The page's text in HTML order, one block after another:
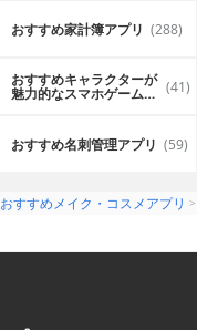
おすすめ家計簿アプリ (288)
おすすめキャラクターが
魅力的なスマホゲームア (41)
おすすめ名刺管理アプリ (59)
おすすめメイク・コスメアプリ